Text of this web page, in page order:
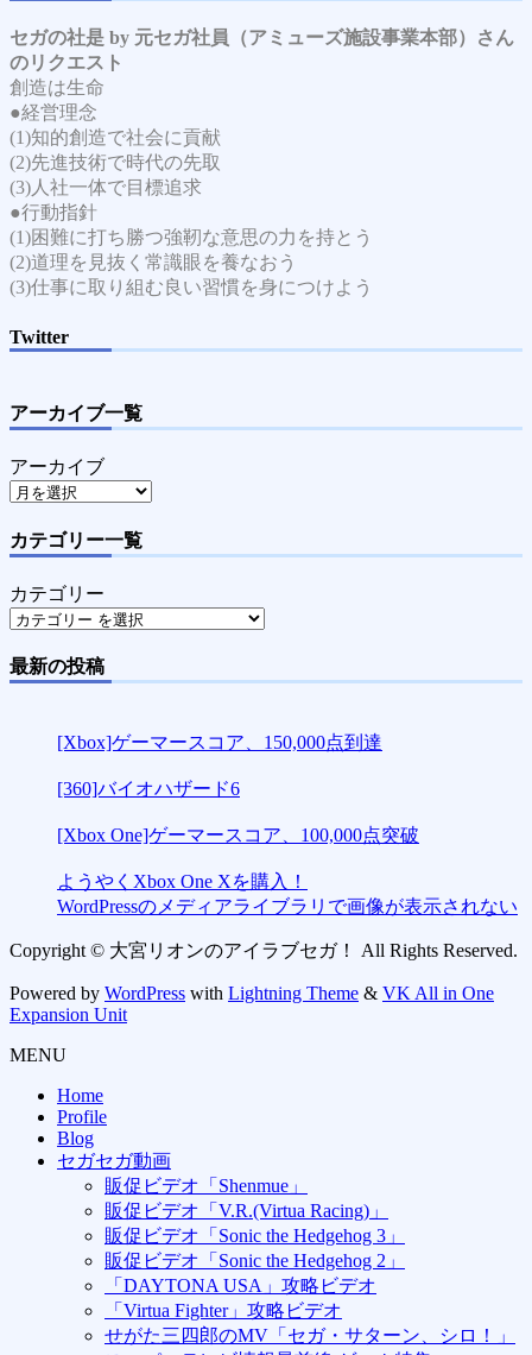
セガの社是 by 元セガ社員（アミューズ施設事業本部）さん
のリクエスト
創造は生命
●経営理念
(1)知的創造で社会に貢献
(2)先進技術で時代の先取
(3)人社一体で目標追求
●行動指針
(1)困難に打ち勝つ強靭な意思の力を持とう
(2)道理を見抜く常識眼を養なおう
(3)仕事に取り組む良い習慣を身につけよう
Twitter
アーカイブ一覧
アーカイブ
カテゴリー一覧
カテゴリー
最新の投稿
[Xbox]ゲーマースコア、150,000点到達
[360]バイオハザード6
[Xbox One]ゲーマースコア、100,000点突破
ようやくXbox One Xを購入！
WordPressのメディアライブラリで画像が表示されない
Copyright © 大宮リオンのアイラブセガ！ All Rights Reserved.
Powered by WordPress with Lightning Theme & VK All in One
Expansion Unit
MENU
Home
Profile
Blog
セガセガ動画
販促ビデオ「Shenmue」
販促ビデオ「V.R.(Virtua Racing)」
販促ビデオ「Sonic the Hedgehog 3」
販促ビデオ「Sonic the Hedgehog 2」
「DAYTONA USA」攻略ビデオ
「Virtua Fighter」攻略ビデオ
せがた三四郎のMV「セガ・サターン、シロ！」